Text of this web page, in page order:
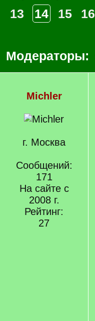
13
14 15 16
Модераторы:
Michler
г. Москва
Сообщений:
171
На сайте с
2008 г.
Рейтинг:
27